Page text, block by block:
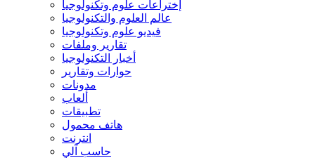
إختراعات علوم وتكنولوجيا
عالم العلوم والتكنولوجيا
فيديو علوم وتكنولوجيا
تقارير وملفات
أخبار التكنولوجيا
حوارات وتقارير
مدونات
ألعاب
تطبيقات
هاتف محمول
انترنت
حاسب آلي